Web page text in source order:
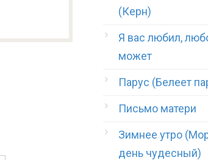
(Керн)
Я вас любил,
может
Парус (Белеет
Письмо матери
Зимнее утро
день чудесный)